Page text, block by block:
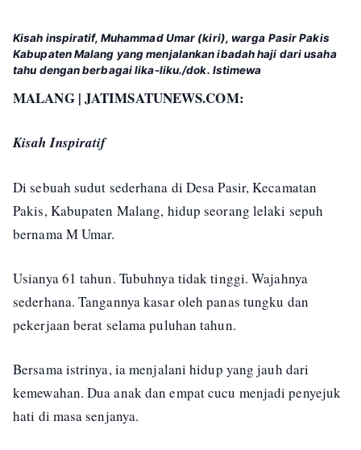
Kisah inspiratif, Muhammad Umar (kiri), warga Pasir Pakis
Kabupaten Malang yang menjalankan ibadah haji dari usaha
tahu dengan berbagai lika-liku./dok. Istimewa
MALANG | JATIMSATUNEWS.COM:
Kisah Inspiratif
Di sebuah sudut sederhana di Desa Pasir, Kecamatan
Pakis, Kabupaten Malang, hidup seorang lelaki sepuh
bernama M Umar.
Usianya 61 tahun. Tubuhnya tidak tinggi. Wajahnya
sederhana. Tangannya kasar oleh panas tungku dan
pekerjaan berat selama puluhan tahun.
Bersama istrinya, ia menjalani hidup yang jauh dari
kemewahan. Dua anak dan empat cucu menjadi penyejuk
hati di masa senjanya.